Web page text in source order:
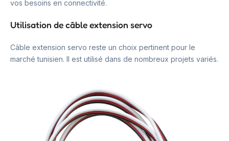
vos besoins en connectivité.
Utilisation de câble extension servo
Câble extension servo reste un choix pertinent pour le
marché tunisien. Il est utilisé dans de nombreux projets variés.